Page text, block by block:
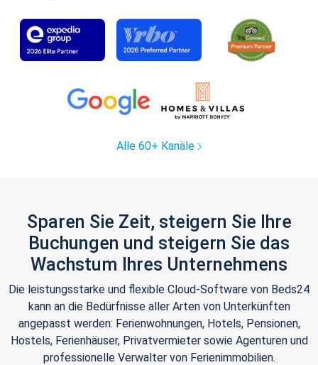
Alle 60+ Kanäle
Sparen Sie Zeit, steigern Sie Ihre
Buchungen und steigern Sie das
Wachstum Ihres Unternehmens
Die leistungsstarke und flexible Cloud-Software von Beds24
kann an die Bedürfnisse aller Arten von Unterkünften
angepasst werden: Ferienwohnungen, Hotels, Pensionen,
Hostels, Ferienhäuser, Privatvermieter sowie Agenturen und
professionelle Verwalter von Ferienimmobilien.